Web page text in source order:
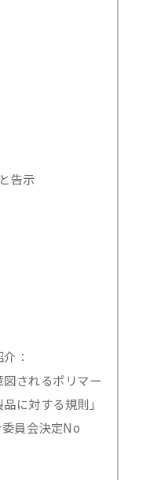
告示
：
図されるポリマー
に対する規則」
委員会決定No